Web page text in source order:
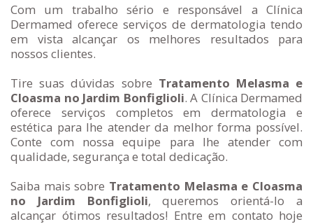
Com um trabalho sério e responsável a Clínica
Dermamed oferece serviços de dermatologia tendo
em vista alcançar os melhores resultados para
nossos clientes.
Tire suas dúvidas sobre Tratamento Melasma e
Cloasma no Jardim Bonfiglioli. A Clínica Dermamed
oferece serviços completos em dermatologia e
estética para lhe atender da melhor forma possível.
Conte com nossa equipe para lhe atender com
qualidade, segurança e total dedicação.
Saiba mais sobre Tratamento Melasma e Cloasma
no Jardim Bonfiglioli, queremos orientá-lo a
alcançar ótimos resultados! Entre em contato hoje